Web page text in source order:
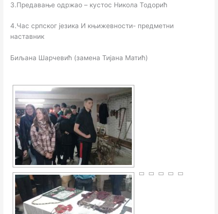
3.Предавање одржао – кустос Никола Тодорић
4.Час српског језика И књижевности- предметни
наставник
Биљана Шарчевић (замена Тијана Матић)